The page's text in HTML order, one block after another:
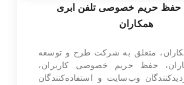
حریم خصوصی تلفن ابری
همکاران
متعلق به شرکت طرح و توسعه
حفظ حریم خصوصی کاربران،
وب‌سایت و استفاده‌کنندگان